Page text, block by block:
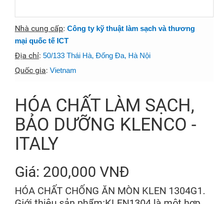
Nhà cung cấp: Công ty kỹ thuật làm sạch và thương
mại quốc tế ICT
Địa chỉ: 50/133 Thái Hà, Đống Đa, Hà Nội
Quốc gia: Vietnam
HÓA CHẤT LÀM SẠCH,
BẢO DƯỠNG KLENCO -
ITALY
Giá: 200,000 VNĐ
HÓA CHẤT CHỐNG ĂN MÒN KLEN 1304G1.